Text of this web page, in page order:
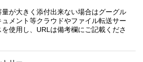
が大きく添付出来ない場合はグーグル
ュメント等クラウドやファイル転送サー
を使用し、URLは備考欄にご記載くださ